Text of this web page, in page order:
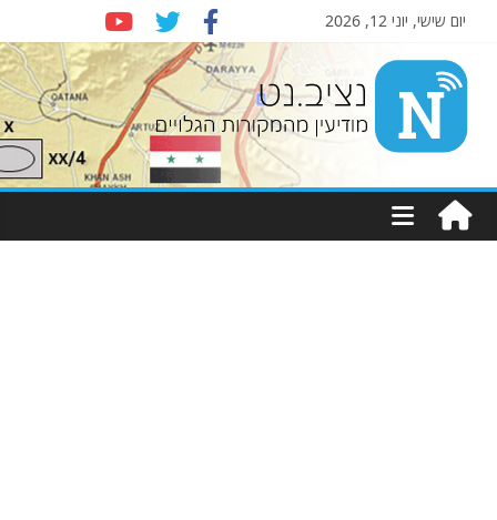
יום שישי, יוני 12, 2026
Nziv.net
מודיעין
מהמקורות